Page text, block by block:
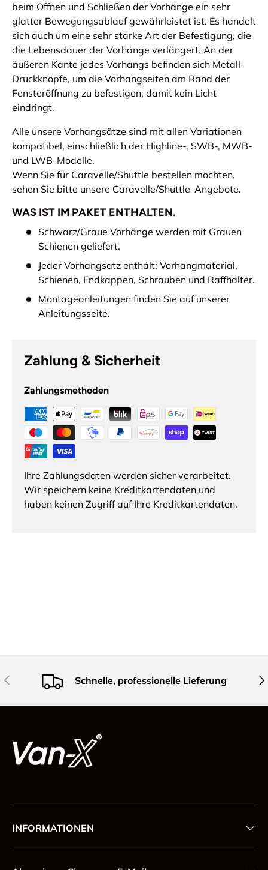
beim Öffnen und Schließen der Vorhänge ein sehr
glatter Bewegungsablauf gewährleistet ist. Es handelt
sich auch um eine sehr starke Art der Befestigung, die
die Lebensdauer der Vorhänge verlängert. An der
äußeren Kante jedes Vorhangs befinden sich Metall-
Druckknöpfe, um die Vorhangseiten am Rand der
Fensteröffnung zu befestigen, damit kein Licht
eindringt.
Alle unsere Vorhangsätze sind mit allen Variationen
kompatibel, einschließlich der Highline-, SWB-, MWB-
und LWB-Modelle.
Wenn Sie für Caravelle/Shuttle bestellen möchten,
sehen Sie bitte unsere Caravelle/Shuttle-Angebote.
WAS IST IM PAKET ENTHALTEN.
Schwarz/Graue Vorhänge werden mit Grauen
Schienen geliefert.
Jeder Vorhangsatz enthält: Vorhangmaterial,
Schienen, Endkappen, Schrauben und Raffhalter.
Montageanleitungen finden Sie auf unserer
Anleitungsseite.
Zahlung & Sicherheit
Zahlungsmethoden
Ihre Zahlungsdaten werden sicher verarbeitet.
Wir speichern keine Kreditkartendaten und
haben keinen Zugriff auf Ihre Kreditkartendaten.
Vorherige Schnelle, professionelle Lieferung
INFORMATIONEN